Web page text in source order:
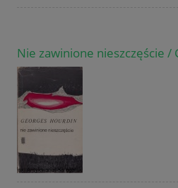
Nie zawinione nieszczęście /